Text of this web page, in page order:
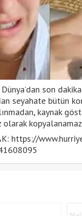
son
seyahate bütün
kaynak
olarak
https://